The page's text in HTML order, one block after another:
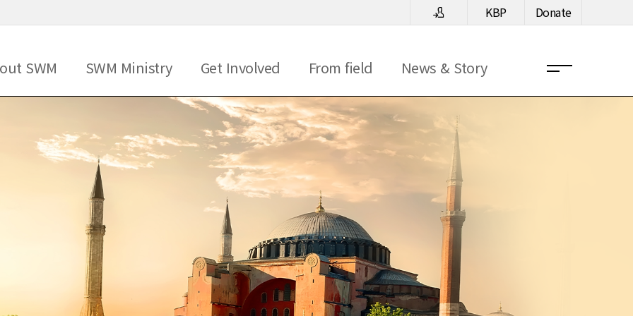
KBP Donate
SWM SWM Ministry Get Involved From field News & Story